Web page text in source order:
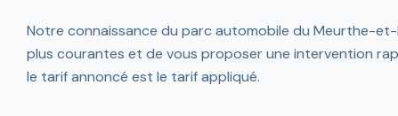
Notre connaissance du parc automobile du Meurthe-
plus courantes et de vous proposer une intervention
le tarif annoncé est le tarif appliqué.